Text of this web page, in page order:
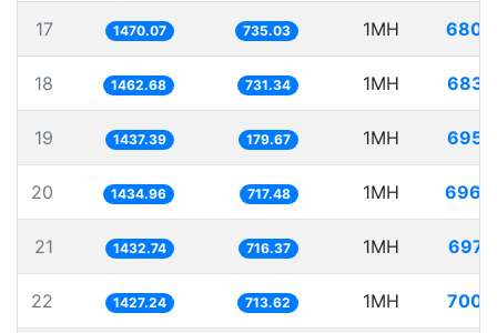
17 1470.07 735.03 1MH
18 1462.68 731.34 1MH
19 1437.39 179.67 1MH
20 1434.96 717.48 1MH
21 1432.74 716.37 1MH
22 1427.24 713.62 1MH